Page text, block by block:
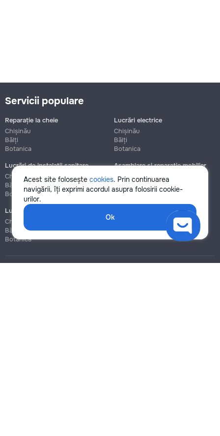
Acest site folosește cookies. Prin continuarea
navigării, îți exprimi acordul asupra folosirii cookie-
urilor.
Ok
Servicii populare
Reparație la cheie
Chișinău
Bălți
Botanica
Lucrări electrice
Chișinău
Bălți
Botanica
Lucrări de instalații sanitare
Chișinău
Bălți
Botanica
Asamblare și reparație mobilier
Chișinău
Botanica
Lucrări de construcție și instalare
Chișinău
Bălți
Botanica